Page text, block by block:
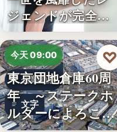
ジェンドが完全復
活武田久…
今天 09:00
企業動態
文字
東京団地倉庫60周
年 ～ステークホ
ルダーによろこば
♡